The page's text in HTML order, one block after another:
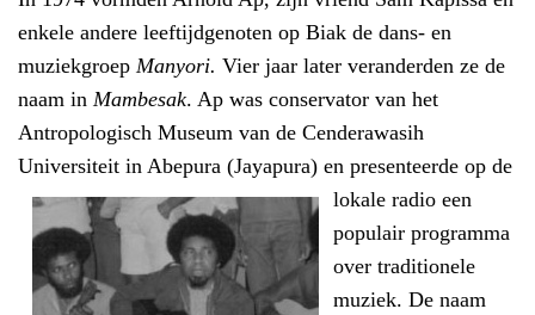
enkele andere leeftijdgenoten op Biak de dans- en
muziekgroep Manyori. Vier jaar later veranderden ze de
naam in Mambesak. Ap was conservator van het
Antropologisch Museum van de Cenderawasih
Universiteit in Abepura (Jayapura) en presenteerde op de
lokale radio een
populair programma
over traditionele
muziek. De naam